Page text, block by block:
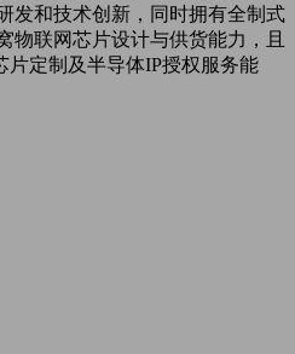
发和技术创新，同时拥有全制式
物联网芯片设计与供货能力，且
片定制及半导体IP授权服务能